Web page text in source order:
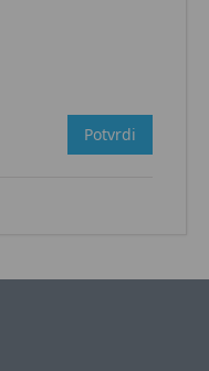
Potvrdi